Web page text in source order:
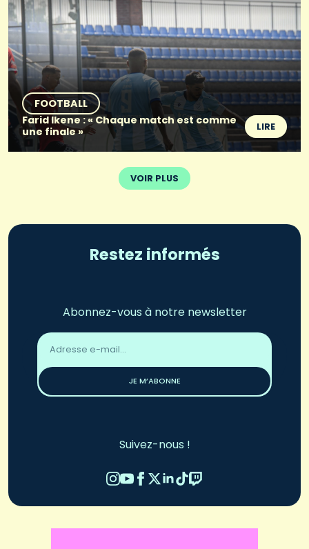
FOOTBALL
Farid Ikene : « Chaque match est comme
une finale »
LIRE
VOIR PLUS
Restez informés
Abonnez-vous à notre newsletter
Adresse
email
JE M’ABONNE
Suivez-nous !